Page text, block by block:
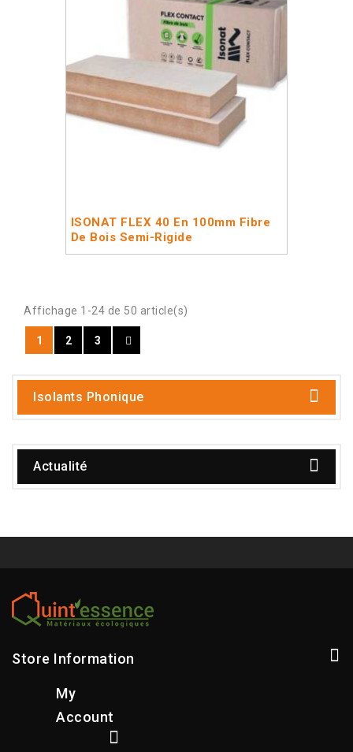
ISONAT FLEX 40 En 100mm Fibre
De Bois Semi-Rigide
Affichage 1-24 de 50 article(s)
1 2 3
Isolants Phonique
Actualité
Store Information
My
Account